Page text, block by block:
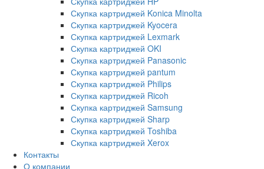
Скупка картриджей Konica Minolta
Скупка картриджей Kyocera
Скупка картриджей Lexmark
Скупка картриджей OKI
Скупка картриджей Panasonic
Скупка картриджей pantum
Скупка картриджей Philips
Скупка картриджей Ricoh
Скупка картриджей Samsung
Скупка картриджей Sharp
Скупка картриджей Toshiba
Скупка картриджей Xerox
Контакты
О компании